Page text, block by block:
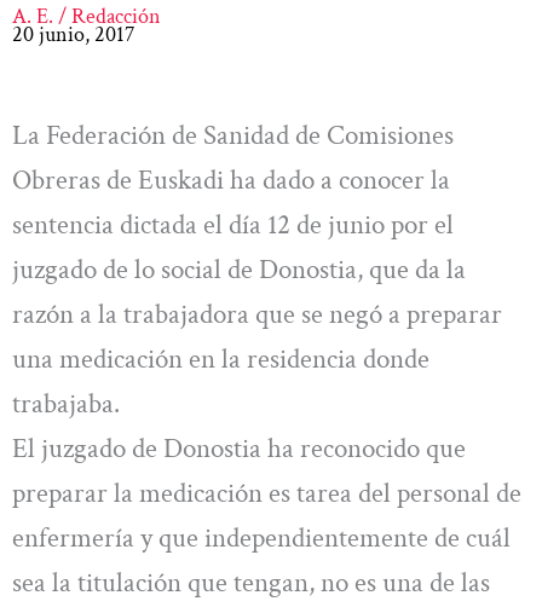
A. E. / Redacción
20 junio, 2017
La Federación de Sanidad de Comisiones
Obreras de Euskadi ha dado a conocer la
sentencia dictada el día 12 de junio por el
juzgado de lo social de Donostia, que da la
razón a la trabajadora que se negó a preparar
una medicación en la residencia donde
trabajaba.
El juzgado de Donostia ha reconocido que
preparar la medicación es tarea del personal de
enfermería y que independientemente de cuál
sea la titulación que tengan, no es una de las